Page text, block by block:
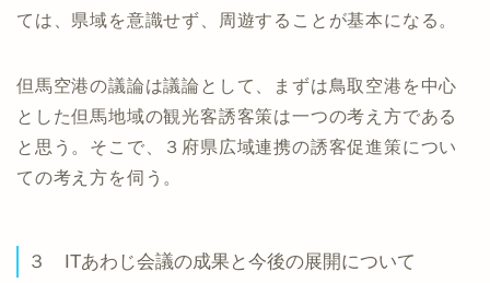
ては、県域を意識せず、周遊することが基本になる。
但馬空港の議論は議論として、まずは鳥取空港を中心
とした但馬地域の観光客誘客策は一つの考え方である
と思う。そこで、３府県広域連携の誘客促進策につい
ての考え方を伺う。
３ ITあわじ会議の成果と今後の展開について